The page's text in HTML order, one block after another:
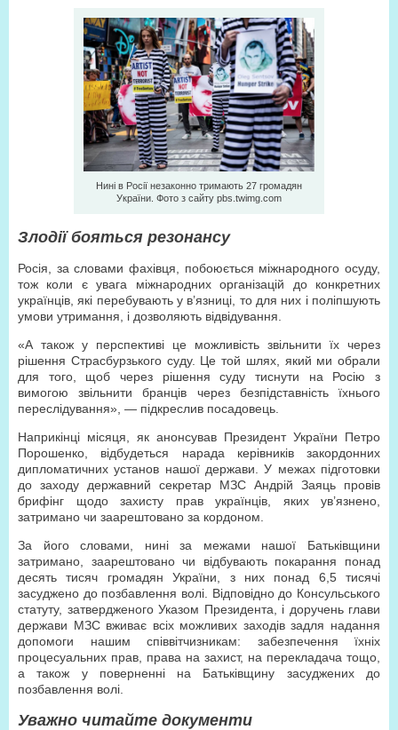
Нині в Росії незаконно тримають 27 громадян
України. Фото з сайту pbs.twimg.com
Злодії бояться резонансу
Росія, за словами фахівця, побоюється міжнародного осуду,
тож коли є увага міжнародних організацій до конкретних
українців, які перебувають у в’язниці, то для них і поліпшують
умови утримання, і дозволяють відвідування.
«А також у перспективі це можливість звільнити їх через
рішення Страсбурзького суду. Це той шлях, який ми обрали
для того, щоб через рішення суду тиснути на Росію з
вимогою звільнити бранців через безпідставність їхнього
переслідування», — підкреслив посадовець.
Наприкінці місяця, як анонсував Президент України Петро
Порошенко, відбудеться нарада керівників закордонних
дипломатичних установ нашої держави. У межах підготовки
до заходу державний секретар МЗС Андрій Заяць провів
брифінг щодо захисту прав українців, яких ув’язнено,
затримано чи заарештовано за кордоном.
За його словами, нині за межами нашої Батьківщини
затримано, заарештовано чи відбувають покарання понад
десять тисяч громадян України, з них понад 6,5 тисячі
засуджено до позбавлення волі. Відповідно до Консульського
статуту, затвердженого Указом Президента, і доручень глави
держави МЗС вживає всіх можливих заходів задля надання
допомоги нашим співвітчизникам: забезпечення їхніх
процесуальних прав, права на захист, на перекладача тощо,
а також у поверненні на Батьківщину засуджених до
позбавлення волі.
Уважно читайте документи